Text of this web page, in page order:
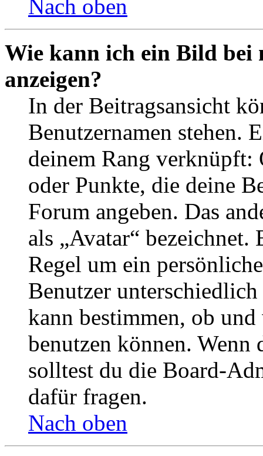
Nach oben
Wie kann ich ein Bild bei
anzeigen?
In der Beitragsansicht
Benutzernamen stehen.
deinem Rang verknüpft:
oder Punkte, die deine
Forum angeben. Das
als „Avatar“
Regel um ein
Benutzer
kann bestimmen, ob
benutzen können. Wenn
solltest du die Board-
dafür fragen.
Nach oben